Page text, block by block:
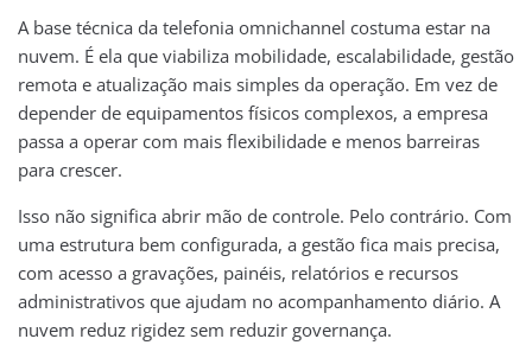
A base técnica da telefonia omnichannel costuma estar na
nuvem. É ela que viabiliza mobilidade, escalabilidade, gestão
remota e atualização mais simples da operação. Em vez de
depender de equipamentos físicos complexos, a empresa
passa a operar com mais flexibilidade e menos barreiras
para crescer.
Isso não significa abrir mão de controle. Pelo contrário. Com
uma estrutura bem configurada, a gestão fica mais precisa,
com acesso a gravações, painéis, relatórios e recursos
administrativos que ajudam no acompanhamento diário. A
nuvem reduz rigidez sem reduzir governança.